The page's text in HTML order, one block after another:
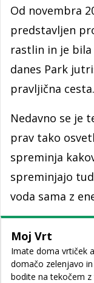
Od novembra
predstavljen
rastlin in je bila
danes Park
pravljična cesta.
Nedavno se je
prav tako
spreminja
spreminjajo
voda sama z
Moj Vrt
Imate doma vrtiček
domačo zelenjavo
bodite na tekočem